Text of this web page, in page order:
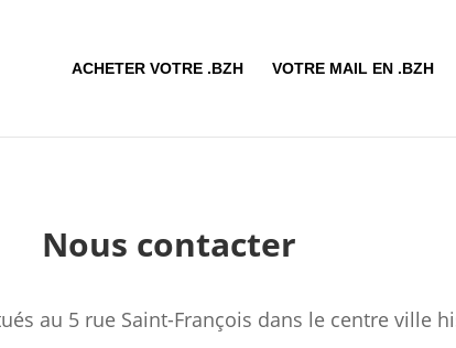
ACHETER VOTRE .BZH VOTRE MAIL EN .BZH
Nous contacter
au 5 rue Saint-François dans le centre ville